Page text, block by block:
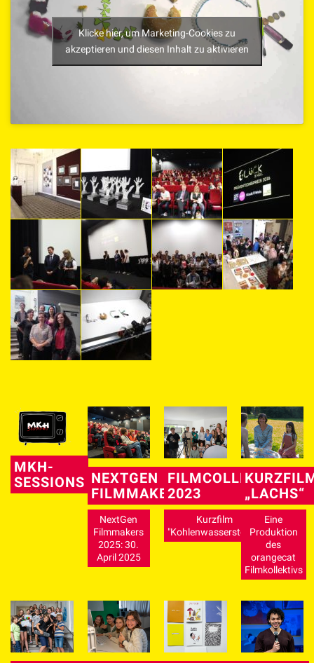
Klicke hier, um Marketing-Cookies zu
akzeptieren und diesen Inhalt zu aktivieren
MKH-
SESSIONS NEXTGEN
FILMMAKERS
NextGen
Filmmakers
2025: 30.
April 2025
FILMCOLLEGE
2023
Kurzfilm
"Kohlenwasserstoffe"
„LACHS“
Eine
Produktion
des
orangecat
Filmkollektivs